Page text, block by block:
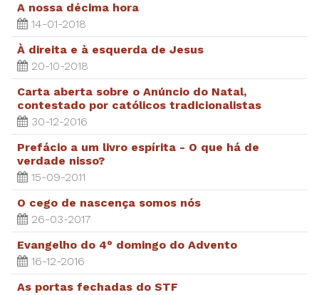
A nossa décima hora
14-01-2018
À direita e à esquerda de Jesus
20-10-2018
Carta aberta sobre o Anúncio do Natal,
contestado por católicos tradicionalistas
30-12-2016
Prefácio a um livro espírita - O que há de
verdade nisso?
15-09-2011
O cego de nascença somos nós
26-03-2017
Evangelho do 4° domingo do Advento
16-12-2016
As portas fechadas do STF